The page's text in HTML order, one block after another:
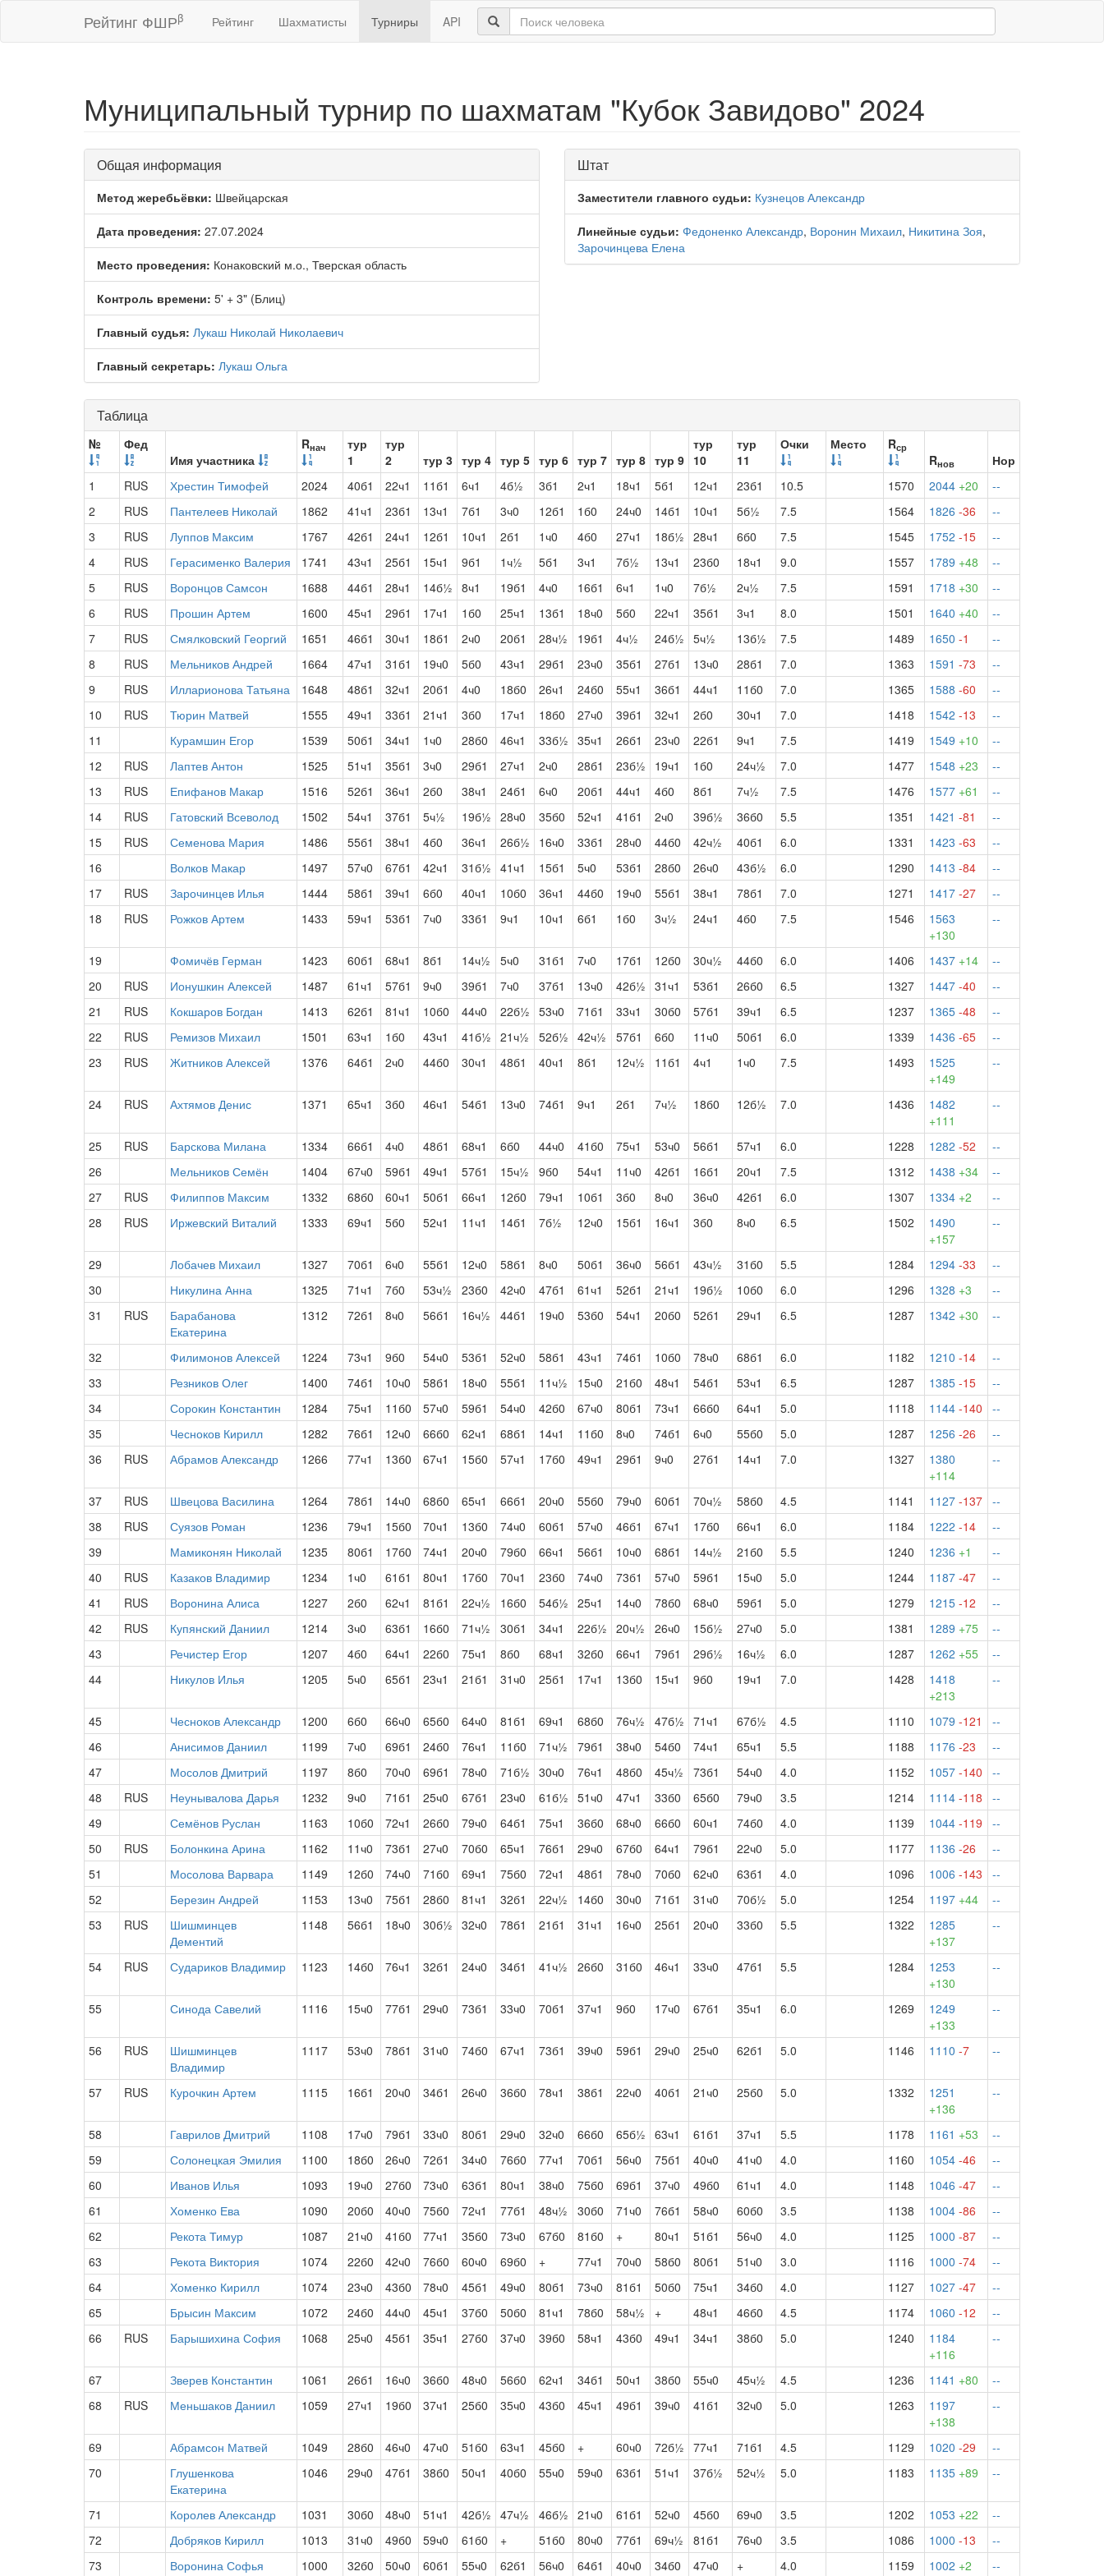
Рейтинг ФШРβ Рейтинг Шахматисты Турниры API
Муниципальный турнир по шахматам "Кубок Завидово" 2024
Общая информация
Метод жеребьёвки: Швейцарская
Дата проведения: 27.07.2024
Место проведения: Конаковский м.о., Тверская область
Контроль времени: 5' + 3" (Блиц)
Главный судья: Лукаш Николай Николаевич
Главный секретарь: Лукаш Ольга
Штат
Заместители главного судьи: Кузнецов Александр
Линейные судьи: Федоненко Александр, Воронин Михаил, Никитина Зоя,
Зарочинцева Елена
Таблица
№
Фед
Имя участника
Rнач
тур
1
тур
2
тур 3 тур 4 тур 5 тур 6 тур 7 тур 8 тур 9
тур
10
тур
11
Очки Место Rср
Rнов
Нор
1
RUS Хрестин Тимофей 2024 40б1 22ч1 11б1 6ч1 4б½ 3б1 2ч1 18ч1 5б1 12ч1 23б1 10.5 1570 2044 +20
--
2
RUS Пантелеев Николай 1862 41ч1 23б1 13ч1 7б1 3ч0 12б1 1б0 24ч0 14б1 10ч1 5б½ 7.5 1564 1826 -36
--
3
RUS Луппов Максим 1767 42б1 24ч1 12б1 10ч1 2б1 1ч0 4б0 27ч1 18б½ 28ч1 6б0 7.5 1545 1752 -15
--
4
RUS Герасименко Валерия 1741 43ч1 25б1 15ч1 9б1 1ч½ 5б1 3ч1 7б½ 13ч1 23б0 18ч1 9.0 1557 1789 +48
--
5
RUS Воронцов Самсон 1688 44б1 28ч1 14б½ 8ч1 19б1 4ч0 16б1 6ч1 1ч0 7б½ 2ч½ 7.5 1591 1718 +30
--
6
RUS Прошин Артем 1600 45ч1 29б1 17ч1 1б0 25ч1 13б1 18ч0 5б0 22ч1 35б1 3ч1 8.0 1501 1640 +40
--
7
RUS Смялковский Георгий 1651 46б1 30ч1 18б1 2ч0 20б1 28ч½ 19б1 4ч½ 24б½ 5ч½ 13б½ 7.5 1489 1650 -1
--
8
RUS Мельников Андрей 1664 47ч1 31б1 19ч0 5б0 43ч1 29б1 23ч0 35б1 27б1 13ч0 28б1 7.0 1363 1591 -73
--
9
RUS Илларионова Татьяна 1648 48б1 32ч1 20б1 4ч0 18б0 26ч1 24б0 55ч1 36б1 44ч1 11б0 7.0 1365 1588 -60
--
10
RUS Тюрин Матвей 1555 49ч1 33б1 21ч1 3б0 17ч1 18б0 27ч0 39б1 32ч1 2б0 30ч1 7.0 1418 1542 -13
--
11
Курамшин Егор 1539 50б1 34ч1 1ч0 28б0 46ч1 33б½ 35ч1 26б1 23ч0 22б1 9ч1 7.5 1419 1549 +10
--
12
RUS Лаптев Антон 1525 51ч1 35б1 3ч0 29б1 27ч1 2ч0 28б1 23б½ 19ч1 1б0 24ч½ 7.0 1477 1548 +23
--
13
RUS Епифанов Макар 1516 52б1 36ч1 2б0 38ч1 24б1 6ч0 20б1 44ч1 4б0 8б1 7ч½ 7.5 1476 1577 +61
--
14
RUS Гатовский Всеволод 1502 54ч1 37б1 5ч½ 19б½ 28ч0 35б0 52ч1 41б1 2ч0 39б½ 36б0 5.5 1351 1421 -81
--
15
RUS Семенова Мария 1486 55б1 38ч1 4б0 36ч1 26б½ 16ч0 33б1 28ч0 44б0 42ч½ 40б1 6.0 1331 1423 -63
--
16
Волков Макар 1497 57ч0 67б1 42ч1 31б½ 41ч1 15б1 5ч0 53б1 28б0 26ч0 43б½ 6.0 1290 1413 -84
--
17
RUS Зарочинцев Илья 1444 58б1 39ч1 6б0 40ч1 10б0 36ч1 44б0 19ч0 55б1 38ч1 78б1 7.0 1271 1417 -27
--
18
RUS Рожков Артем 1433 59ч1 53б1 7ч0 33б1 9ч1 10ч1 6б1 1б0 3ч½ 24ч1 4б0 7.5 1546
1563
+130
--
19 Фомичёв Герман 1423 60б1 68ч1 8б1 14ч½ 5ч0 31б1 7ч0 17б1 12б0 30ч½ 44б0 6.0 1406 1437 +14
--
20
RUS Ионушкин Алексей 1487 61ч1 57б1 9ч0 39б1 7ч0 37б1 13ч0 42б½ 31ч1 53б1 26б0 6.5 1327 1447 -40
--
21
RUS Кокшаров Богдан 1413 62б1 81ч1 10б0 44ч0 22б½ 53ч0 71б1 33ч1 30б0 57б1 39ч1 6.5 1237 1365 -48
--
22
RUS Ремизов Михаил 1501 63ч1 1б0 43ч1 41б½ 21ч½ 52б½ 42ч½ 57б1 6б0 11ч0 50б1 6.0 1339 1436 -65
--
23
RUS Житников Алексей 1376 64б1 2ч0 44б0 30ч1 48б1 40ч1 8б1 12ч½ 11б1 4ч1 1ч0 7.5 1493
1525
+149
--
24 RUS Ахтямов Денис 1371 65ч1 3б0 46ч1 54б1 13ч0 74б1 9ч1 2б1 7ч½ 18б0 12б½ 7.0 1436
1482
+111
--
25 RUS Барскова Милана 1334 66б1 4ч0 48б1 68ч1 6б0 44ч0 41б0 75ч1 53ч0 56б1 57ч1 6.0 1228 1282 -52
--
26
Мельников Семён 1404 67ч0 59б1 49ч1 57б1 15ч½ 9б0 54ч1 11ч0 42б1 16б1 20ч1 7.5 1312 1438 +34
--
27
RUS Филиппов Максим 1332 68б0 60ч1 50б1 66ч1 12б0 79ч1 10б1 3б0 8ч0 36ч0 42б1 6.0 1307 1334 +2
--
28
RUS Иржевский Виталий 1333 69ч1 5б0 52ч1 11ч1 14б1 7б½ 12ч0 15б1 16ч1 3б0 8ч0 6.5 1502
1490
+157
--
29 Лобачев Михаил 1327 70б1 6ч0 55б1 12ч0 58б1 8ч0 50б1 36ч0 56б1 43ч½ 31б0 5.5 1284 1294 -33
--
30
Никулина Анна 1325 71ч1 7б0 53ч½ 23б0 42ч0 47б1 61ч1 52б1 21ч1 19б½ 10б0 6.0 1296 1328 +3
--
31
RUS
Барабанова
Екатерина
1312 72б1 8ч0 56б1 16ч½ 44б1 19ч0 53б0 54ч1 20б0 52б1 29ч1 6.5 1287 1342 +30 --
32 Филимонов Алексей 1224 73ч1 9б0 54ч0 53б1 52ч0 58б1 43ч1 74б1 10б0 78ч0 68б1 6.0 1182 1210 -14
--
33
Резников Олег 1400 74б1 10ч0 58б1 18ч0 55б1 11ч½ 15ч0 21б0 48ч1 54б1 53ч1 6.5 1287 1385 -15
--
34
Сорокин Константин 1284 75ч1 11б0 57ч0 59б1 54ч0 42б0 67ч0 80б1 73ч1 66б0 64ч1 5.0 1118 1144 -140
--
35
Чесноков Кирилл 1282 76б1 12ч0 66б0 62ч1 68б1 14ч1 11б0 8ч0 74б1 6ч0 55б0 5.0 1287 1256 -26
--
36
RUS Абрамов Александр 1266 77ч1 13б0 67ч1 15б0 57ч1 17б0 49ч1 29б1 9ч0 27б1 14ч1 7.0 1327
1380
+114
--
37 RUS Швецова Василина 1264 78б1 14ч0 68б0 65ч1 66б1 20ч0 55б0 79ч0 60б1 70ч½ 58б0 4.5 1141 1127 -137 --
38
RUS Суязов Роман 1236 79ч1 15б0 70ч1 13б0 74ч0 60б1 57ч0 46б1 67ч1 17б0 66ч1 6.0 1184 1222 -14
--
39
Мамиконян Николай 1235 80б1 17б0 74ч1 20ч0 79б0 66ч1 56б1 10ч0 68б1 14ч½ 21б0 5.5 1240 1236 +1
--
40
RUS Казаков Владимир 1234 1ч0 61б1 80ч1 17б0 70ч1 23б0 74ч0 73б1 57ч0 59б1 15ч0 5.0 1244 1187 -47
--
41
RUS Воронина Алиса 1227 2б0 62ч1 81б1 22ч½ 16б0 54б½ 25ч1 14ч0 78б0 68ч0 59б1 5.0 1279 1215 -12
--
42
RUS Купянский Даниил 1214 3ч0 63б1 16б0 71ч½ 30б1 34ч1 22б½ 20ч½ 26ч0 15б½ 27ч0 5.0 1381 1289 +75
--
43
Речистер Егор 1207 4б0 64ч1 22б0 75ч1 8б0 68ч1 32б0 66ч1 79б1 29б½ 16ч½ 6.0 1287 1262 +55
--
44
Никулов Илья 1205 5ч0 65б1 23ч1 21б1 31ч0 25б1 17ч1 13б0 15ч1 9б0 19ч1 7.0 1428
1418
+213
--
45 Чесноков Александр 1200 6б0 66ч0 65б0 64ч0 81б1 69ч1 68б0 76ч½ 47б½ 71ч1 67б½ 4.5 1110 1079 -121
--
46
Анисимов Даниил 1199 7ч0 69б1 24б0 76ч1 11б0 71ч½ 79б1 38ч0 54б0 74ч1 65ч1 5.5 1188 1176 -23
--
47
Мосолов Дмитрий 1197 8б0 70ч0 69б1 78ч0 71б½ 30ч0 76ч1 48б0 45ч½ 73б1 54ч0 4.0 1152 1057 -140
--
48
RUS Неунывалова Дарья 1232 9ч0 71б1 25ч0 67б1 23ч0 61б½ 51ч0 47ч1 33б0 65б0 79ч0 3.5 1214 1114 -118
--
49
Семёнов Руслан 1163 10б0 72ч1 26б0 79ч0 64б1 75ч1 36б0 68ч0 66б0 60ч1 74б0 4.0 1139 1044 -119
--
50
RUS Болонкина Арина 1162 11ч0 73б1 27ч0 70б0 65ч1 76б1 29ч0 67б0 64ч1 79б1 22ч0 5.0 1177 1136 -26
--
51
Мосолова Варвара 1149 12б0 74ч0 71б0 69ч1 75б0 72ч1 48б1 78ч0 70б0 62ч0 63б1 4.0 1096 1006 -143
--
52
Березин Андрей 1153 13ч0 75б1 28б0 81ч1 32б1 22ч½ 14б0 30ч0 71б1 31ч0 70б½ 5.0 1254 1197 +44
--
53
RUS
Шишминцев
Дементий
1148 56б1 18ч0 30б½ 32ч0 78б1 21б1 31ч1 16ч0 25б1 20ч0 33б0 5.5 1322
1285
+137
--
54 RUS Судариков Владимир 1123 14б0 76ч1 32б1 24ч0 34б1 41ч½ 26б0 31б0 46ч1 33ч0 47б1 5.5 1284
1253
+130
--
55 Синода Савелий 1116 15ч0 77б1 29ч0 73б1 33ч0 70б1 37ч1 9б0 17ч0 67б1 35ч1 6.0 1269
1249
+133
--
56 RUS
Шишминцев
Владимир
1117 53ч0 78б1 31ч0 74б0 67ч1 73б1 39ч0 59б1 29ч0 25ч0 62б1 5.0 1146 1110 -7 --
57 RUS Курочкин Артем 1115 16б1 20ч0 34б1 26ч0 36б0 78ч1 38б1 22ч0 40б1 21ч0 25б0 5.0 1332
1251
+136
--
58 Гаврилов Дмитрий 1108 17ч0 79б1 33ч0 80б1 29ч0 32ч0 66б0 65б½ 63ч1 61б1 37ч1 5.5 1178 1161 +53
--
59
Солонецкая Эмилия 1100 18б0 26ч0 72б1 34ч0 76б0 77ч1 70б1 56ч0 75б1 40ч0 41ч0 4.0 1160 1054 -46
--
60
Иванов Илья 1093 19ч0 27б0 73ч0 63б1 80ч1 38ч0 75б0 69б1 37ч0 49б0 61ч1 4.0 1148 1046 -47
--
61
Хоменко Ева 1090 20б0 40ч0 75б0 72ч1 77б1 48ч½ 30б0 71ч0 76б1 58ч0 60б0 3.5 1138 1004 -86
--
62
Рекота Тимур 1087 21ч0 41б0 77ч1 35б0 73ч0 67б0 81б0 + 80ч1 51б1 56ч0 4.0 1125 1000 -87
--
63
Рекота Виктория 1074 22б0 42ч0 76б0 60ч0 69б0 + 77ч1 70ч0 58б0 80б1 51ч0 3.0 1116 1000 -74
--
64
Хоменко Кирилл 1074 23ч0 43б0 78ч0 45б1 49ч0 80б1 73ч0 81б1 50б0 75ч1 34б0 4.0 1127 1027 -47
--
65
Брысин Максим 1072 24б0 44ч0 45ч1 37б0 50б0 81ч1 78б0 58ч½ + 48ч1 46б0 4.5 1174 1060 -12
--
66
RUS Барышихина София 1068 25ч0 45б1 35ч1 27б0 37ч0 39б0 58ч1 43б0 49ч1 34ч1 38б0 5.0 1240
1184
+116
--
67 Зверев Константин 1061 26б1 16ч0 36б0 48ч0 56б0 62ч1 34б1 50ч1 38б0 55ч0 45ч½ 4.5 1236 1141 +80
--
68
RUS Меньшаков Даниил 1059 27ч1 19б0 37ч1 25б0 35ч0 43б0 45ч1 49б1 39ч0 41б1 32ч0 5.0 1263
1197
+138
--
69 Абрамсон Матвей 1049 28б0 46ч0 47ч0 51б0 63ч1 45б0 + 60ч0 72б½ 77ч1 71б1 4.5 1129 1020 -29
--
70
Глушенкова
Екатерина
1046 29ч0 47б1 38б0 50ч1 40б0 55ч0 59ч0 63б1 51ч1 37б½ 52ч½ 5.0 1183 1135 +89 --
71 Королев Александр 1031 30б0 48ч0 51ч1 42б½ 47ч½ 46б½ 21ч0 61б1 52ч0 45б0 69ч0 3.5 1202 1053 +22
--
72
Добряков Кирилл 1013 31ч0 49б0 59ч0 61б0 + 51б0 80ч0 77б1 69ч½ 81б1 76ч0 3.5 1086 1000 -13
--
73
Воронина Софья 1000 32б0 50ч0 60б1 55ч0 62б1 56ч0 64б1 40ч0 34б0 47ч0 + 4.0 1159 1002 +2 --